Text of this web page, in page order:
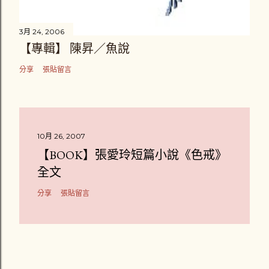
3月 24, 2006
【專輯】 陳昇／魚說
分享 張貼留言
10月 26, 2007
【BOOK】張愛玲短篇小說《色戒》
全文
分享 張貼留言